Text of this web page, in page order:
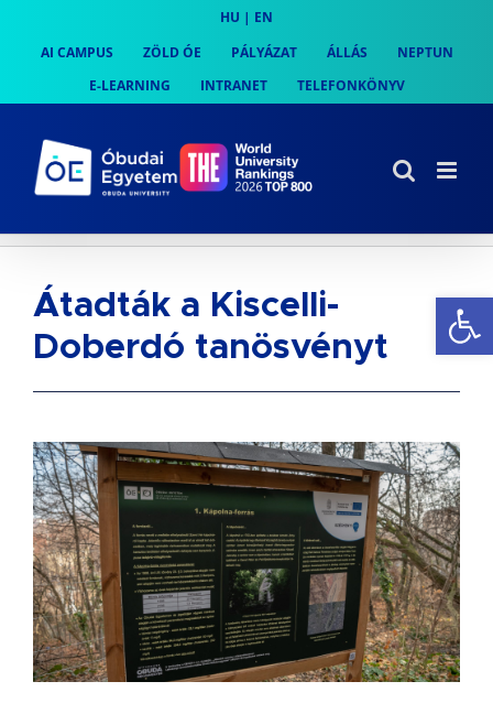
content
HU | EN
AI CAMPUS
ZÖLD ÓE PÁLYÁZAT ÁLLÁS
NEPTUN
E-LEARNING
INTRANET TELEFONKÖNYV
Átadták a Kiscelli-
Doberdó tanösvényt